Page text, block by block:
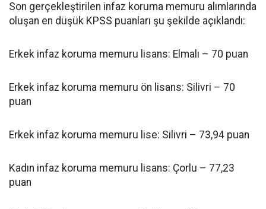
Son gerçekleştirilen infaz koruma memuru alımlarında
oluşan en düşük KPSS puanları şu şekilde açıklandı:
Erkek infaz koruma memuru lisans: Elmalı – 70 puan
Erkek infaz koruma memuru ön lisans: Silivri – 70
puan
Erkek infaz koruma memuru lise: Silivri – 73,94 puan
Kadın infaz koruma memuru lisans: Çorlu – 77,23
puan